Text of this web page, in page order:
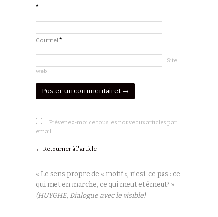
*
Courriel*
Site
web
Prévenez-moi de tous les nouveaux articles par
email.
← Retourner à l'article
« Le sens propre de « motif », n’est-ce pas : ce
qui met en marche, ce qui meut et émeut? »
(HUYGHE, Dialogue avec le visible)